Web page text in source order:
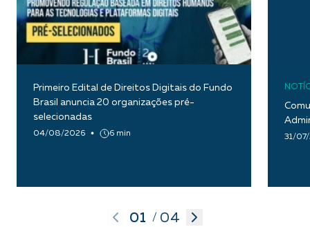
Primeiro Edital de Direitos Digitais do Fundo
Brasil anuncia 20 organizações pré-
selecionadas
04/08/2026 6 min 31/
01 / 04